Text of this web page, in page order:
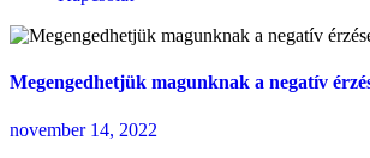
Megengedhetjük magunknak a negatív
november 14, 2022